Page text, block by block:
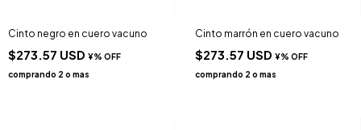
Cinto negro en cuero vacuno
$273.57 USD
Cinto marrón en cuero vacuno
$273.57 USD